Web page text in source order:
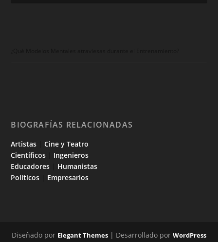
BIOGRAFÍAS RELACIONADAS
Artistas |Cine y Teatro
Científicos
Ingenieros
Educadores
Humanistas
Políticos
Empresarios
Diseñado por Elegant Themes | Desarrollado por WordPress